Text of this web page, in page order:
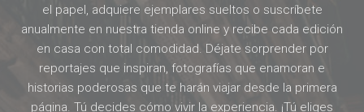
el papel, adquiere ejemplares sueltos o suscríbete
anualmente en nuestra tienda online y recibe cada edición
en casa con total comodidad. Déjate sorprender por
reportajes que inspiran, fotografías que enamoran e
historias poderosas que te harán viajar desde la primera
página. Tú decides cómo vivir la experiencia. ¡Tú eliges